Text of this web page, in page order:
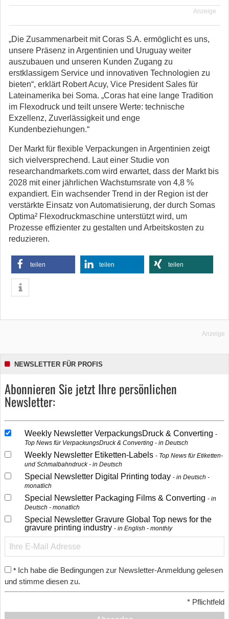
Anzeige
„Die Zusammenarbeit mit Coras S.A. ermöglicht es uns,
unsere Präsenz in Argentinien und Uruguay weiter
auszubauen und unseren Kunden Zugang zu
erstklassigem Service und innovativen Technologien zu
bieten“, erklärt Robert Acuy, Vice President Sales für
Lateinamerika bei Soma. „Coras hat eine lange Tradition
im Flexodruck und teilt unsere Werte: technische
Exzellenz, Zuverlässigkeit und enge
Kundenbeziehungen.“
Der Markt für flexible Verpackungen in Argentinien zeigt
sich vielversprechend. Laut einer Studie von
researchandmarkets.com wird erwartet, dass der Markt bis
2028 mit einer jährlichen Wachstumsrate von 4,8 %
expandiert. Ein wachsender Trend in der Region ist der
verstärkte Einsatz von Automatisierung, der durch Somas
Optima² Flexodruckmaschine unterstützt wird, um
Prozesse effizienter zu gestalten und Arbeitskosten zu
reduzieren.
teilen teilen teilen
Anzeige
NEWSLETTER FÜR PROFIS
Abonnieren Sie jetzt Ihre persönlichen
Newsletter:
Weekly Newsletter VerpackungsDruck & Converting
Top News für VerpackungsDruck & Converting - in Deutsch
Weekly Newsletter Etiketten-Labels
Top News für Etiketten-
und Schmalbahndruck - in Deutsch
Special Newsletter Digital Printing today
in Deutsch -
monatlich
Special Newsletter Packaging Films & Converting
in
Deutsch - monatlich
Special Newsletter Gravure Global Top news for the
gravure printing industry
in English - monthly
* Ich habe die Bedingungen zur Newsletter-Anmeldung gelesen
und stimme diesen zu.
* Pflichtfeld